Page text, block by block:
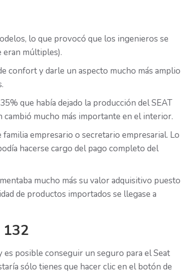
lo que provocó que los ingenieros se
eran múltiples).
confort y darle un aspecto mucho más amplio
que había dejado la producción del SEAT
mucho más importante en el interior.
empresario o secretario empresarial. Lo
hacerse cargo del pago completo del
mucho más su valor adquisitivo puesto
de productos importados se llegase a
132
es posible conseguir un seguro para el Seat
sólo tienes que hacer clic en el botón de